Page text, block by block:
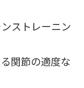
ストレーニン
関節の適度な